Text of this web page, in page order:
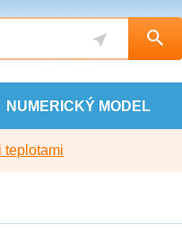
NUMERICKÝ MODEL
teplotami